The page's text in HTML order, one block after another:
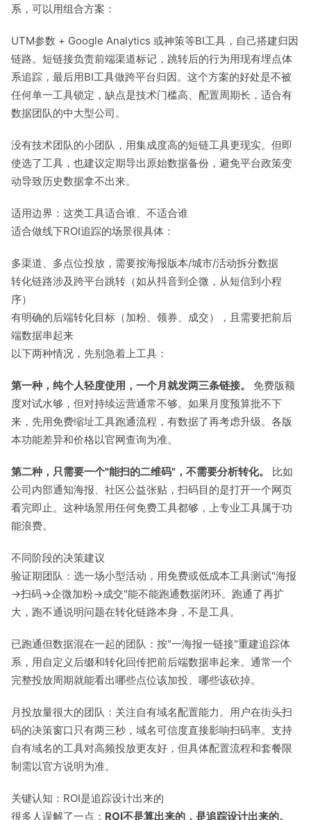
系，可以用组合方案：
UTM参数 + Google Analytics 或神策等BI工具，自己搭建归因
链路。短链接负责前端渠道标记，跳转后的行为用现有埋点体
系追踪，最后用BI工具做跨平台归因。这个方案的好处是不被
任何单一工具锁定，缺点是技术门槛高、配置周期长，适合有
数据团队的中大型公司。
没有技术团队的小团队，用集成度高的短链工具更现实。但即
使选了工具，也建议定期导出原始数据备份，避免平台政策变
动导致历史数据拿不出来。
适用边界：这类工具适合谁、不适合谁
适合做线下ROI追踪的场景很具体：
多渠道、多点位投放，需要按海报版本/城市/活动拆分数据
转化链路涉及跨平台跳转（如从抖音到企微，从短信到小程
序）
有明确的后端转化目标（加粉、领券、成交），且需要把前后
端数据串起来
以下两种情况，先别急着上工具：
第一种，纯个人轻度使用，一个月就发两三条链接。
免费版额
度对试水够，但对持续运营通常不够。如果月度预算批不下
来，先用免费缩址工具跑通流程，有数据了再考虑升级。各版
本功能差异和价格以官网查询为准。
第二种，只需要一个"能扫的二维码"，不需要分析转化。
比如
公司内部通知海报、社区公益张贴，扫码目的是打开一个网页
看完即止。这种场景用任何免费工具都够，上专业工具属于功
能浪费。
不同阶段的决策建议
验证期团队：选一场小型活动，用免费或低成本工具测试"海报
→扫码→企微加粉→成交"能不能跑通数据闭环。跑通了再扩
大，跑不通说明问题在转化链路本身，不是工具。
已跑通但数据混在一起的团队：按"一海报一链接"重建追踪体
系，用自定义后缀和转化回传把前后端数据串起来。通常一个
完整投放周期就能看出哪些点位该加投、哪些该砍掉。
月投放量很大的团队：关注自有域名配置能力。用户在街头扫
码的决策窗口只有两三秒，域名可信度直接影响扫码率。支持
自有域名的工具对高频投放更友好，但具体配置流程和套餐限
制需以官方说明为准。
关键认知：ROI是追踪设计出来的
很多人误解了一点： ROI不是算出来的，是追踪设计出来的。